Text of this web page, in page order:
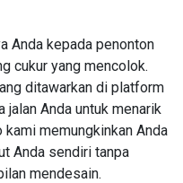
Anda kepada penonton
cukur yang mencolok.
ditawarkan di platform
jalan Anda untuk menarik
memungkinkan Anda
Anda sendiri tanpa
mendesain.